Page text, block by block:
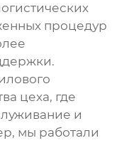
процедур
цеха, где
и
мы работали